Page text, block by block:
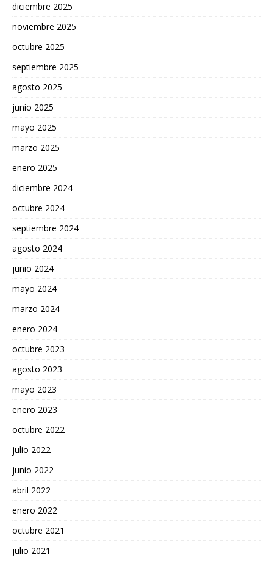
diciembre 2025
noviembre 2025
octubre 2025
septiembre 2025
agosto 2025
junio 2025
mayo 2025
marzo 2025
enero 2025
diciembre 2024
octubre 2024
septiembre 2024
agosto 2024
junio 2024
mayo 2024
marzo 2024
enero 2024
octubre 2023
agosto 2023
mayo 2023
enero 2023
octubre 2022
julio 2022
junio 2022
abril 2022
enero 2022
octubre 2021
julio 2021